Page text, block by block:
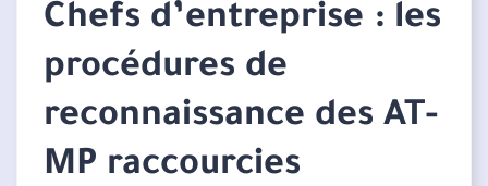
Chefs d’entreprise : les
procédures de
reconnaissance des AT-
MP raccourcies